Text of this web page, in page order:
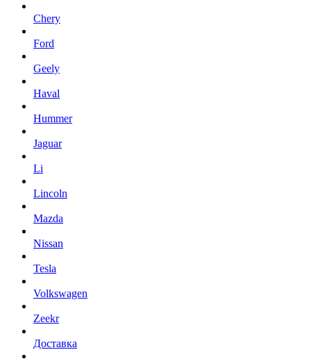
Chery
Ford
Geely
Haval
Hummer
Jaguar
Li
Lincoln
Mazda
Nissan
Tesla
Volkswagen
Zeekr
Доставка